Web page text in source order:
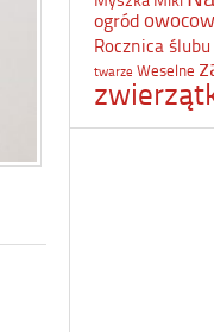
ogród
Rocznica ślubu
twarze Weselne